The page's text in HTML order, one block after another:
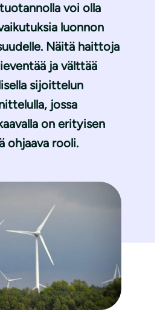
voi olla
luonnon
Näitä haittoja
ja välttää
sijoittelun
jossa
on erityisen
ohjaava rooli.